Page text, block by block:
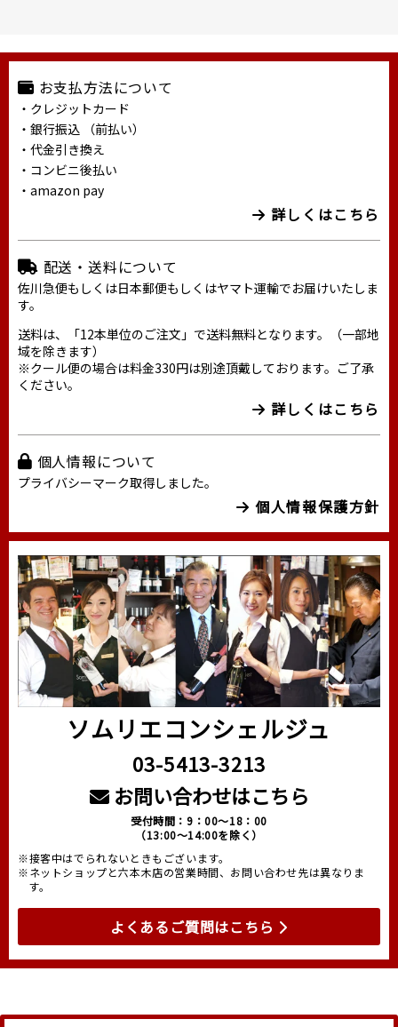
お支払方法について
・クレジットカード
・銀行振込 （前払い）
・代金引き換え
・コンビニ後払い
・amazon pay
詳しくはこちら
配送・送料について
佐川急便もしくは日本郵便もしくはヤマト運輸でお届けいたしま
す。
送料は、「12本単位のご注文」で送料無料となります。（一部地
域を除きます）
※クール便の場合は料金330円は別途頂戴しております。ご了承
ください。
詳しくはこちら
個人情報について
プライバシーマーク取得しました。
個人情報保護方針
ソムリエコンシェルジュ
03-5413-3213
お問い合わせはこちら
受付時間：9：00～18：00
（13:00～14:00を除く）
※接客中はでられないときもございます。
※ネットショップと六本木店の営業時間、お問い合わせ先は異なりま
す。
よくあるご質問はこちら